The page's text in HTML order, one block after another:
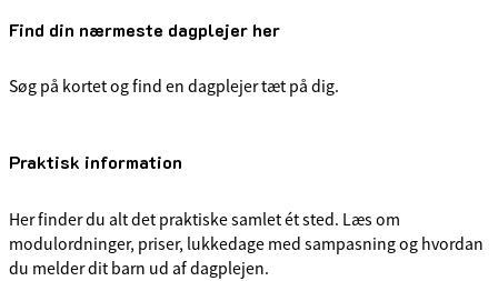
Find din nærmeste dagplejer her
Søg på kortet og find en dagplejer tæt på dig.
Praktisk information
Her finder du alt det praktiske samlet ét sted. Læs om
modulordninger, priser, lukkedage med sampasning og hvordan
du melder dit barn ud af dagplejen.